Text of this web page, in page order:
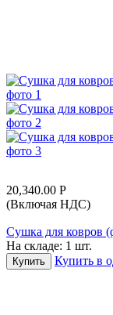
20,340.00 Р
(Включая НДС)
Сушка для ковров
На складе: 1 шт.
Купить Купить в